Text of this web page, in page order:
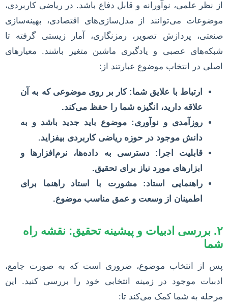
از نظر علمی، نوآورانه و قابل دفاع باشد. در ریاضی کاربردی،
موضوعات می‌توانند از مدل‌سازی‌های اقتصادی، بهینه‌سازی
صنعتی، پردازش تصویر، رمزنگاری، آمار زیستی گرفته تا
شبکه‌های عصبی و یادگیری ماشین متغیر باشند. معیارهای
اصلی در انتخاب موضوع عبارتند از:
ارتباط با علایق شما: کار بر روی موضوعی که به آن
علاقه دارید، انگیزه شما را حفظ می‌کند.
روزآمدی و نوآوری: موضوع باید جدید باشد و به
دانش موجود در حوزه ریاضی کاربردی بیفزاید.
قابلیت اجرا: دسترسی به داده‌ها، نرم‌افزارها و
ابزارهای مورد نیاز برای تحقیق.
راهنمایی استاد: مشورت با استاد راهنما برای
اطمینان از وسعت و عمق مناسب موضوع.
۲. بررسی ادبیات و پیشینه تحقیق: نقشه راه
شما
پس از انتخاب موضوع، ضروری است که به صورت جامع،
ادبیات موجود در زمینه انتخابی خود را بررسی کنید. این
مرحله به شما کمک می‌کند تا: